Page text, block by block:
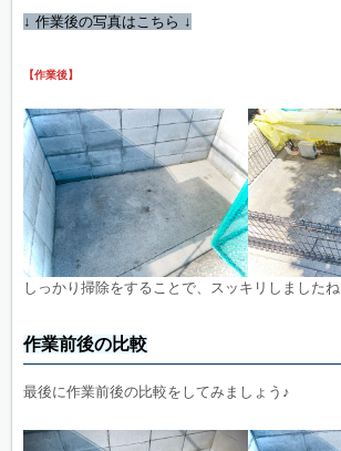
↓ 作業後の写真はこちら ↓
【作業後】
しっかり掃除をすることで、スッキリしましたね
作業前後の比較
最後に作業前後の比較をしてみましょう♪